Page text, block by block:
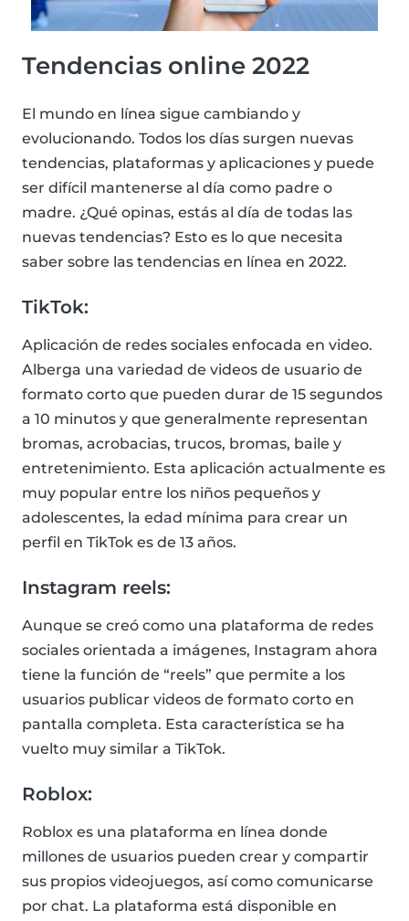
Tendencias online 2022
El mundo en línea sigue cambiando y
evolucionando. Todos los días surgen nuevas
tendencias, plataformas y aplicaciones y puede
ser difícil mantenerse al día como padre o
madre. ¿Qué opinas, estás al día de todas las
nuevas tendencias? Esto es lo que necesita
saber sobre las tendencias en línea en 2022.
TikTok:
Aplicación de redes sociales enfocada en video.
Alberga una variedad de videos de usuario de
formato corto que pueden durar de 15 segundos
a 10 minutos y que generalmente representan
bromas, acrobacias, trucos, bromas, baile y
entretenimiento. Esta aplicación actualmente es
muy popular entre los niños pequeños y
adolescentes, la edad mínima para crear un
perfil en TikTok es de 13 años.
Instagram reels:
Aunque se creó como una plataforma de redes
sociales orientada a imágenes, Instagram ahora
tiene la función de “reels” que permite a los
usuarios publicar videos de formato corto en
pantalla completa. Esta característica se ha
vuelto muy similar a TikTok.
Roblox:
Roblox es una plataforma en línea donde
millones de usuarios pueden crear y compartir
sus propios videojuegos, así como comunicarse
por chat. La plataforma está disponible en